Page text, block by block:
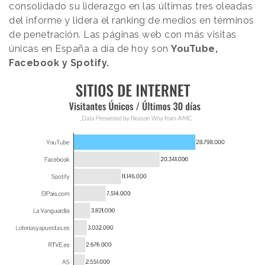
consolidado su liderazgo en las últimas tres oleadas
del informe y lidera el ranking de medios en términos
de penetración. Las páginas web con más visitas
únicas en España a día de hoy son YouTube,
Facebook y Spotify.